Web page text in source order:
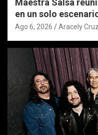
Maestra Salsa
en un solo
Ago 6, 2026 Aracely